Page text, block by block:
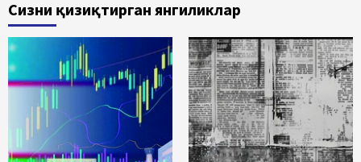
Сизни қизиқтирган янгиликлар